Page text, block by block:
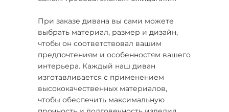
При заказе дивана вы сами можете
выбрать материал, размер и дизайн,
чтобы он соответствовал вашим
предпочтениям и особенностям вашего
интерьера. Каждый наш диван
изготавливается с применением
высококачественных материалов,
чтобы обеспечить максимальную